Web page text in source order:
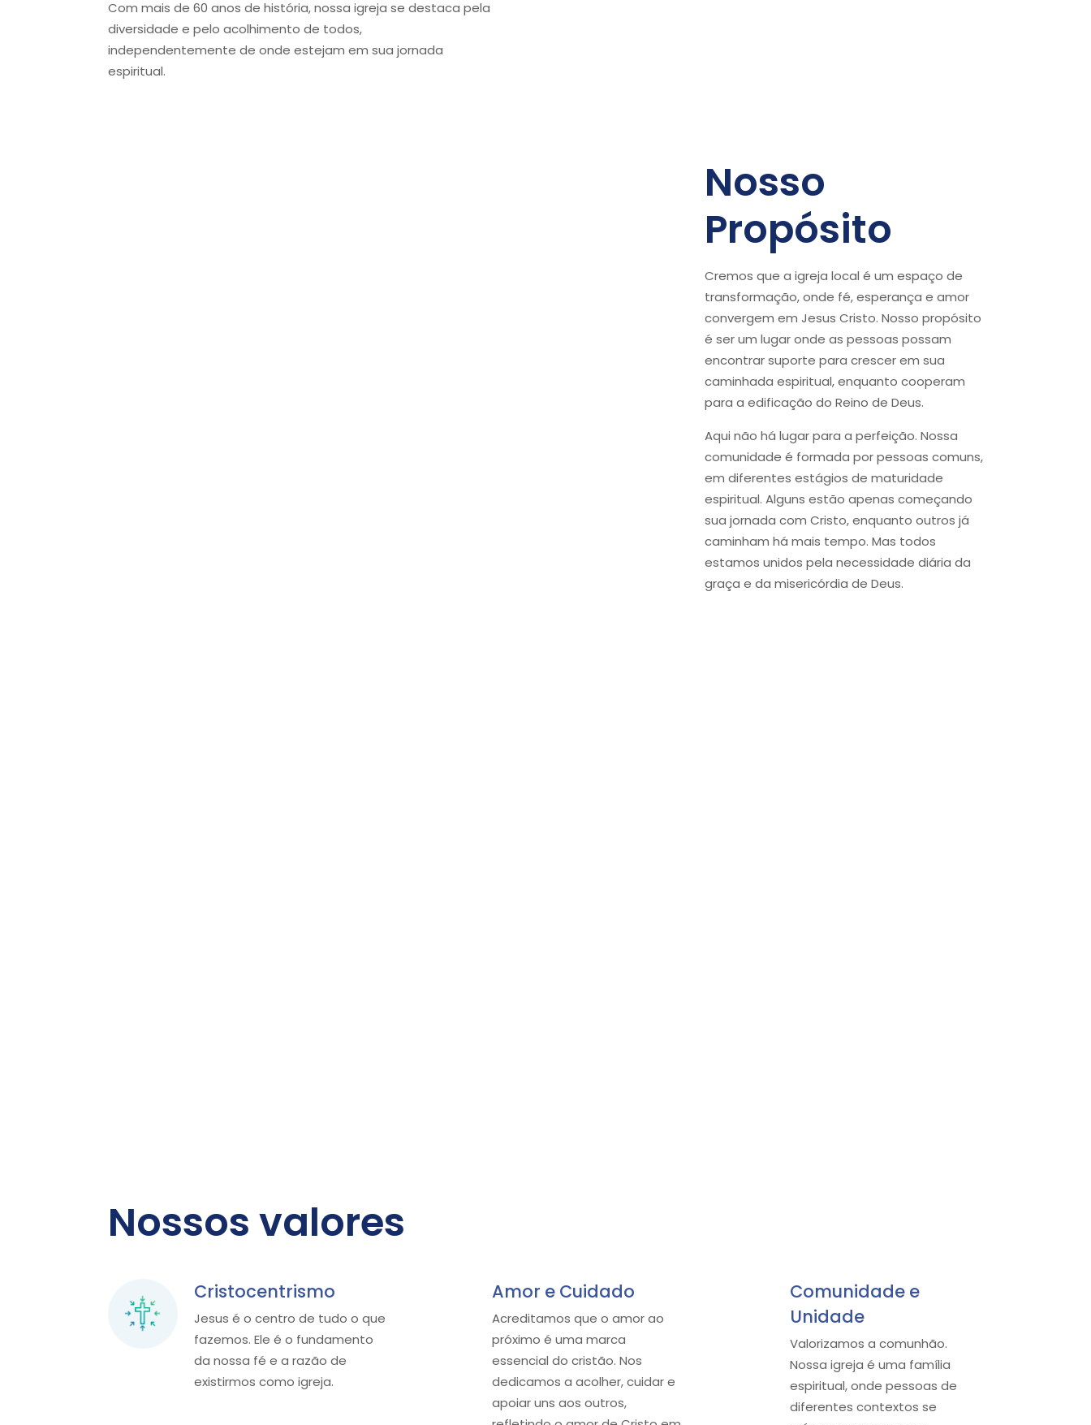
Com mais de 60 anos de história, nossa igreja se destaca pela
diversidade e pelo acolhimento de todos,
independentemente de onde estejam em sua jornada
espiritual.
Nosso
Propósito
Cremos que a igreja local é um espaço de
transformação, onde fé, esperança e amor
convergem em Jesus Cristo. Nosso propósito
é ser um lugar onde as pessoas possam
encontrar suporte para crescer em sua
caminhada espiritual, enquanto cooperam
para a edificação do Reino de Deus.
Aqui não há lugar para a perfeição. Nossa
comunidade é formada por pessoas comuns,
em diferentes estágios de maturidade
espiritual. Alguns estão apenas começando
sua jornada com Cristo, enquanto outros já
caminham há mais tempo. Mas todos
estamos unidos pela necessidade diária da
graça e da misericórdia de Deus.
Nossos valores
Cristocentrismo
Jesus é o centro de tudo o que
fazemos. Ele é o fundamento
da nossa fé e a razão de
existirmos como igreja.
Amor e Cuidado
Acreditamos que o amor ao
próximo é uma marca
essencial do cristão. Nos
dedicamos a acolher, cuidar e
apoiar uns aos outros,
Comunidade e
Unidade
Valorizamos a comunhão.
Nossa igreja é uma família
espiritual, onde pessoas de
diferentes contextos se